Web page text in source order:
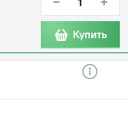
Купить